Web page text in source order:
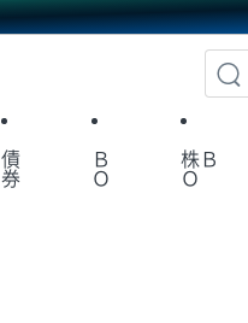
債
券
Ｂ
Ｏ
株Ｂ
Ｏ